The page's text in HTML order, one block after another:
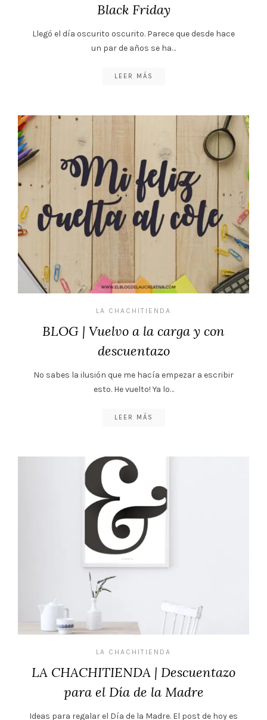
Black Friday
Llegó el día oscurito oscurito. Parece que desde hace
un par de años se ha…
LEER MÁS
LA CHACHITIENDA
BLOG | Vuelvo a la carga y con
descuentazo
No sabes la ilusión que me hacía empezar a escribir
esto. He vuelto! Ya lo…
LEER MÁS
LA CHACHITIENDA
LA CHACHITIENDA | Descuentazo
para el Día de la Madre
Ideas para regalar el Día de la Madre. El post de hoy es